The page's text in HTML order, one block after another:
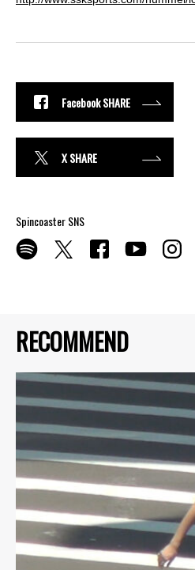
RECOMMEND
Facebook SHARE
X SHARE
Spincoaster SNS